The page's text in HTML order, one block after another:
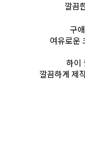
깔끔
구
여유로운
하이
깔끔하게 제